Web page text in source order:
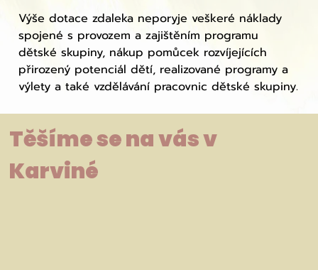
Výše dotace zdaleka neporyje veškeré náklady
spojené s provozem a zajištěním programu
dětské skupiny, nákup pomůcek rozvíjejících
přirozený potenciál dětí, realizované programy a
výlety a také vzdělávání pracovnic dětské skupiny.
Těšíme se na vás v
Karviné